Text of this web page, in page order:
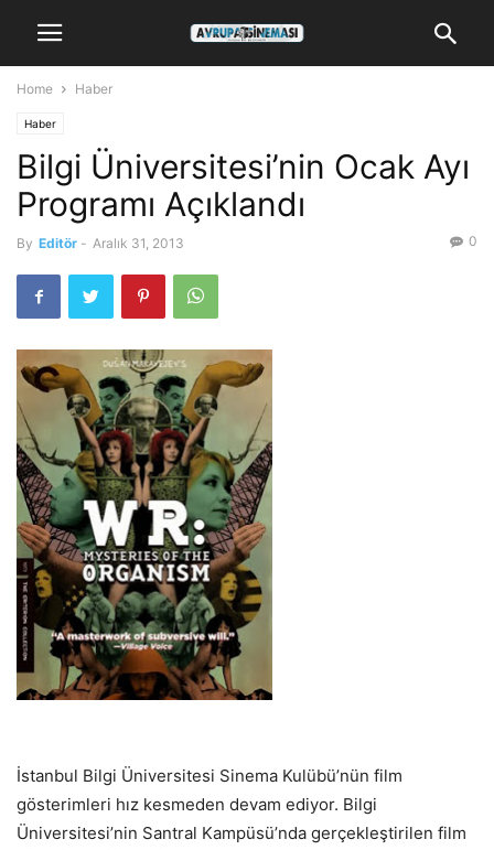
Home Haber
Haber
Bilgi Üniversitesi’nin Ocak Ayı
Programı Açıklandı
By Editör - Aralık 31, 2013 0
İstanbul Bilgi Üniversitesi Sinema Kulübü’nün film
gösterimleri hız kesmeden devam ediyor. Bilgi
Üniversitesi’nin Santral Kampüsü’nda gerçekleştirilen film